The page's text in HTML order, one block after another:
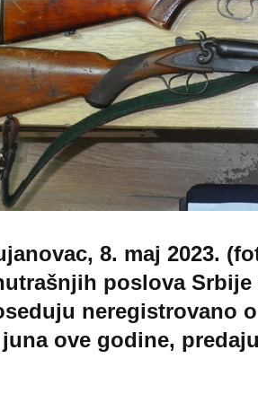
8. maj 2023.
poslova
neregistrovano
juna ove godine,